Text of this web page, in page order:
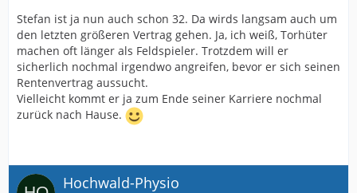
Stefan ist ja nun auch schon 32. Da wirds langsam auch um
den letzten größeren Vertrag gehen. Ja, ich weiß, Torhüter
machen oft länger als Feldspieler. Trotzdem will er
sicherlich nochmal irgendwo angreifen, bevor er sich seinen
Rentenvertrag aussucht.
Vielleicht kommt er ja zum Ende seiner Karriere nochmal
zurück nach Hause.
Hochwald-Physio